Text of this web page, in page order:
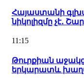
Հայաստանի
նիկոլիզմը չէ․
11:15
Թուրքիան
երկարատև